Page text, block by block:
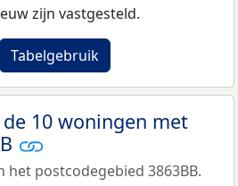
zijn vastgesteld.
Tabelgebruik
10 woningen met
het postcodegebied 3863BB.